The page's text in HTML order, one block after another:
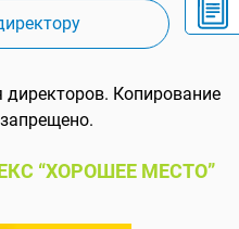
Копирование
“ХОРОШЕЕ МЕСТО”